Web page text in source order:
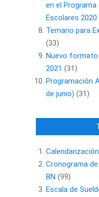
en el
Escolares 2020
Temario para
(33)
Nuevo formato
2021 (31)
Programación
de junio) (31)
Cronograma
BN (99)
Escala de